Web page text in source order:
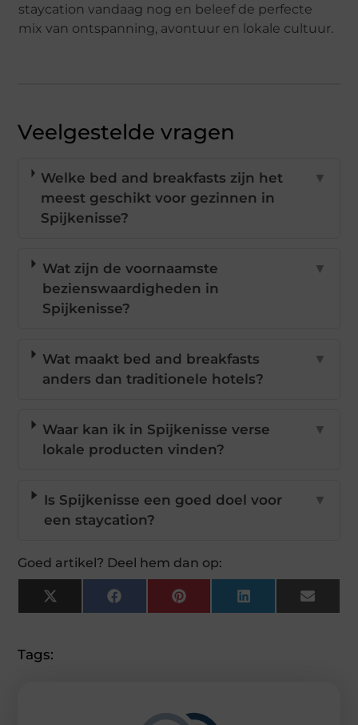
staycation vandaag nog en beleef de perfecte
mix van ontspanning, avontuur en lokale cultuur.
Veelgestelde vragen
Welke bed and breakfasts zijn het
meest geschikt voor gezinnen in
Spijkenisse?
▼
Wat zijn de voornaamste
bezienswaardigheden in
Spijkenisse?
▼
Wat maakt bed and breakfasts
anders dan traditionele hotels?
▼
Waar kan ik in Spijkenisse verse
lokale producten vinden?
▼
Is Spijkenisse een goed doel voor
een staycation?
▼
Goed artikel? Deel hem dan op:
X
(Twitter)
FacebookPinterestLinkedInEmail
Tags: